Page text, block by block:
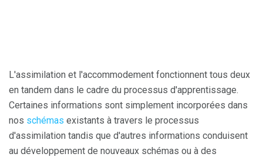
L'assimilation et l'accommodement fonctionnent tous deux
en tandem dans le cadre du processus d'apprentissage.
Certaines informations sont simplement incorporées dans
nos schémas existants à travers le processus
d'assimilation tandis que d'autres informations conduisent
au développement de nouveaux schémas ou à des